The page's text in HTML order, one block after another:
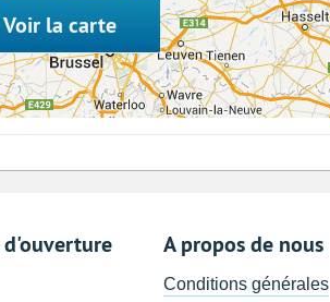
Voir la carte
d'ouverture A propos de nous
Conditions générales